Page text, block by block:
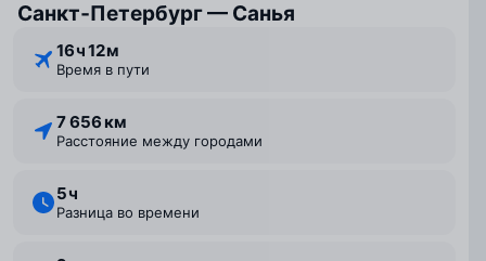
Санкт‑Петербург — Санья
16 ⁠ч 12 ⁠м
Время в пути
7 656 км
Расстояние между городами
5 ⁠ч
Разница во времени